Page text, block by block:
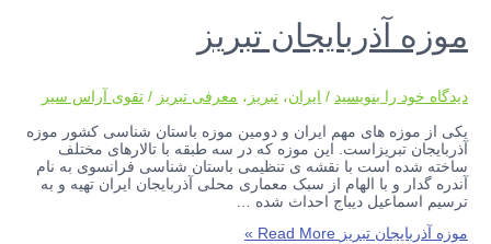
موزه آذربایجان تبریز
دیدگاه‌ خود را بنویسید / ایران،تبریز ، معرفی تبریز /تقوی آراس سیر
یکی از موزه های مهم ایران و دومین موزه باستان شناسی کشور موزه
آذربایجان تبریزاست. این موزه که در سه طبقه با تالارهای مختلف
ساخته شده است با نقشه ی تنظیمی باستان شناسی فرانسوی به نام
آندره گدار و با الهام از سبک معماری محلی آذربایجان ایران تهیه و به
ترسیم اسماعیل دیباج احداث شده …
موزه آذربایجان تبریز